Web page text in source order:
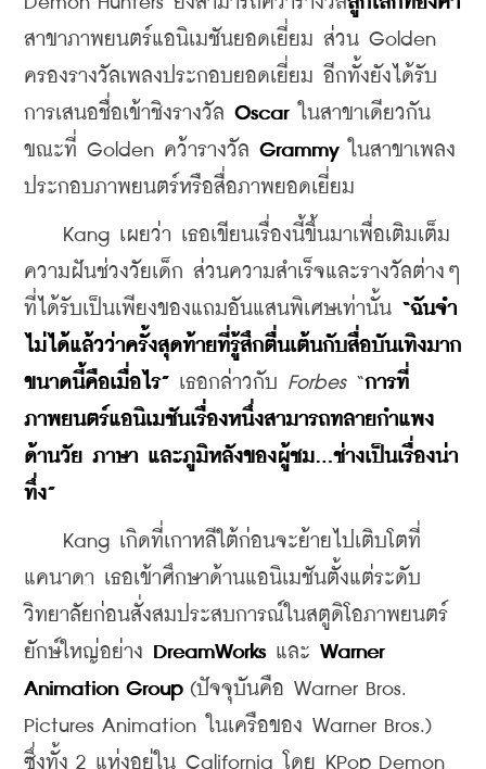
สาขาภาพยนตร์แอนิเมชันยอดเยี่ยม ส่วน Golden
ครองรางวัลเพลงประกอบยอดเยี่ยม อีกทั้งยังได้รับ
การเสนอชื่อเข้าชิงรางวัล Oscar ในสาขาเดียวกัน
ขณะที่ Golden คว้ารางวัล Grammy
ในสาขาเพลง
ประกอบภาพยนตร์หรือสื่อภาพยอดเยี่ยม
Kang เผยว่า เธอเขียนเรื่องนี้ขึ้นมาเพื่อเติมเต็ม
ความฝันช่วงวัยเด็ก ส่วนความสำเร็จและรางวัลต่างๆ
ที่ได้รับเป็นเพียงของแถมอันแสนพิเศษเท่านั้น “ฉันจำ
ไม่ได้แล้วว่าครั้งสุดท้ายที่รู้สึกตื่นเต้นกับสื่อบันเทิงมาก
ขนาดนี้คือเมื่อไร” เธอกล่าวกับ Forbes “การที่
ภาพยนตร์แอนิเมชันเรื่องหนึ่งสามารถทลายกำแพง
ด้านวัย ภาษา และภูมิหลังของผู้ชม...ช่างเป็นเรื่องน่า
ทึ่ง”
Kang เกิดที่เกาหลีใต้ก่อนจะย้ายไปเติบโตที่
แคนาดา เธอเข้าศึกษาด้านแอนิเมชันตั้งแต่ระดับ
วิทยาลัยก่อนสั่งสมประสบการณ์ในสตูดิโอภาพยนตร์
ยักษ์ใหญ่อย่าง DreamWorks และ Warner
Animation Group (ปัจจุบันคือ Warner Bros.
Pictures Animation ในเครือของ Warner Bros.)
ซึ่งทั้ง 2 แห่งอยู่ใน California โดย KPop Demon